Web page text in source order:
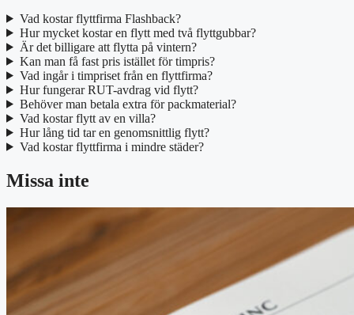
Vad kostar flyttfirma Flashback?
Hur mycket kostar en flytt med två flyttgubbar?
Är det billigare att flytta på vintern?
Kan man få fast pris istället för timpris?
Vad ingår i timpriset från en flyttfirma?
Hur fungerar RUT-avdrag vid flytt?
Behöver man betala extra för packmaterial?
Vad kostar flytt av en villa?
Hur lång tid tar en genomsnittlig flytt?
Vad kostar flyttfirma i mindre städer?
Missa inte